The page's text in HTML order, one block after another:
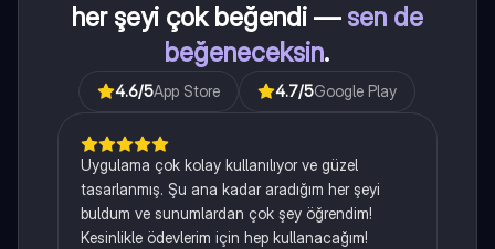
her şeyi çok beğendi — sen de
beğeneceksin.
4.6/5App Store 4.7/5Google Play
Uygulama çok kolay kullanılıyor ve güzel
tasarlanmış. Şu ana kadar aradığım her şeyi
buldum ve sunumlardan çok şey öğrendim!
Kesinlikle ödevlerim için hep kullanacağım!